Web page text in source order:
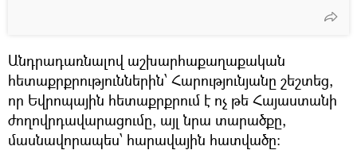
Անդրադառնալով աշխարհաքաղաքական
հետաքրքրություններին՝ Հարությունյանը շեշտեց,
որ Եվրոպային հետաքրքրում է ոչ թե Հայաստանի
ժողովրդավարացումը, այլ նրա տարածքը,
մասնավորապես՝ հարավային հատվածը։